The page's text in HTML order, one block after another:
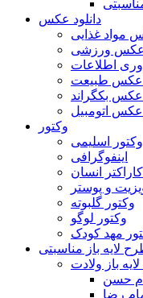
دانلود عکس
مواد غذایی
عکس ورزشی
اطلاعات
عکس طبیعت
عکس بکگراند
عکس اتومبیل
وکتور
وکتور اسلیمی
اینفوگرافی
انسان
و پوستر
وکتور گلبوته
وکتور لوگو
مهد کودک
لایه باز مناسبتی
باز ولادت
حسن
رضا